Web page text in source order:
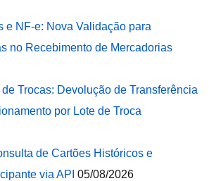
e NF-e: Nova Validação para
no Recebimento de Mercadorias
Trocas: Devolução de Transferência
por Lote de Troca
de Cartões Históricos e
via API 05/08/2026